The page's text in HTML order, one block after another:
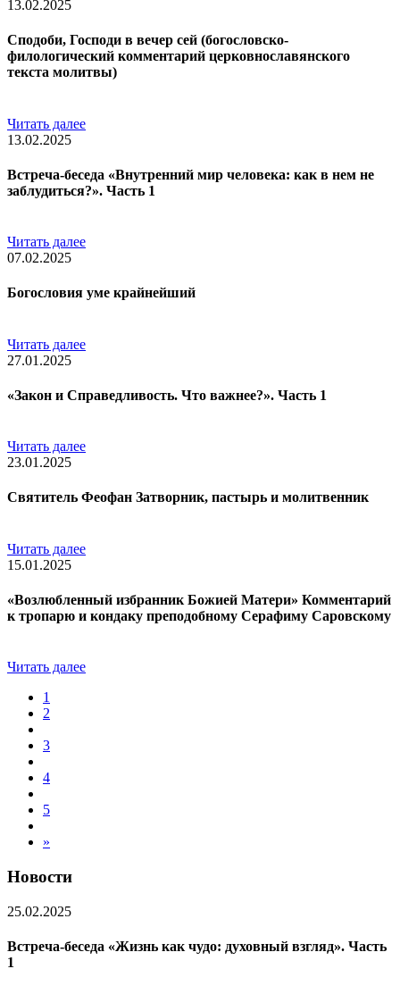
13.02.2025
Сподоби, Господи в вечер сей (богословско-
филологический комментарий церковнославянского
текста молитвы)
Читать далее
13.02.2025
Встреча-беседа «Внутренний мир человека: как в нем не
заблудиться?». Часть 1
Читать далее
07.02.2025
Богословия уме крайнейший
Читать далее
27.01.2025
«Закон и Справедливость. Что важнее?». Часть 1
Читать далее
23.01.2025
Святитель Феофан Затворник, пастырь и молитвенник
Читать далее
15.01.2025
«Возлюбленный избранник Божией Матери» Комментарий
к тропарю и кондаку преподобному Серафиму Саровскому
Читать далее
1
2
3
4
5
»
Новости
25.02.2025
Встреча-беседа «Жизнь как чудо: духовный взгляд». Часть
1